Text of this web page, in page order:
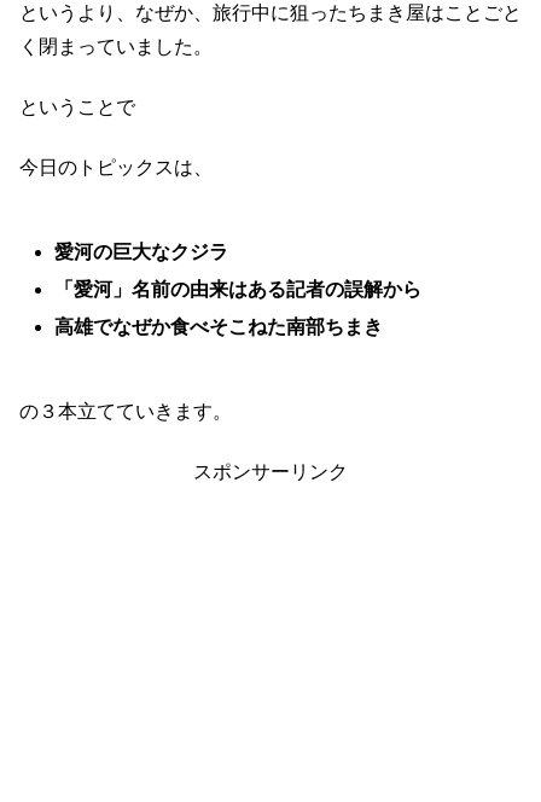
というより、なぜか、旅行中に狙ったちまき屋はことごと
く閉まっていました。
ということで
今日のトピックスは、
愛河の巨大なクジラ
「愛河」名前の由来はある記者の誤解から
高雄でなぜか食べそこねた南部ちまき
の３本立てていきます。
スポンサーリンク